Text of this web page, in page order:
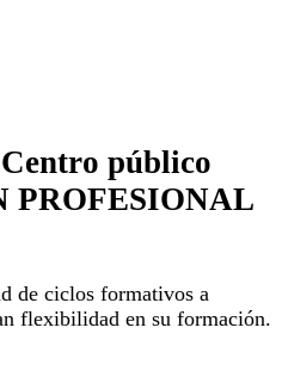
público
PROFESIONAL
de ciclos formativos a
flexibilidad en su formación.